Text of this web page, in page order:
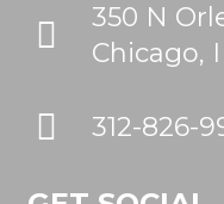
350 N
Chicago,
312-826-